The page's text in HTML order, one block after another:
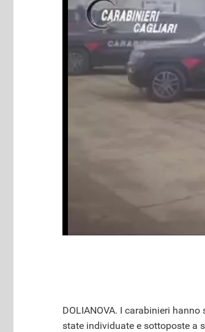
DOLIANOVA. I carabinieri
state individuate e sottoposte a